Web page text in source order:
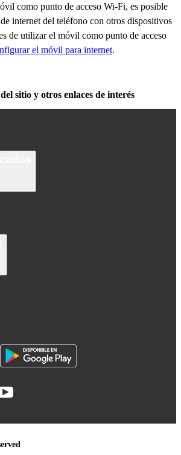
como punto de acceso Wi-Fi, es posible
internet del teléfono con otros dispositivos
de utilizar el móvil como punto de acceso
el móvil para internet.
sitio y otros enlaces de interés